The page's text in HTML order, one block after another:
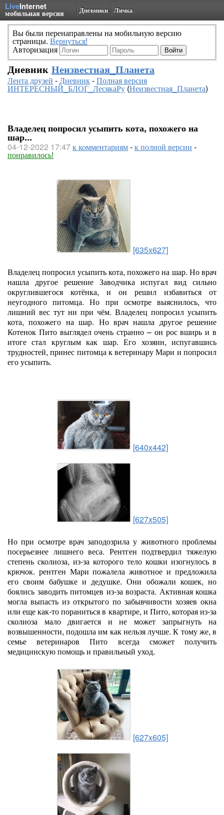
LiveInternet
мобильная версия Дневники Личка
Вы были перенаправлены на мобильную версию
страницы. Вернуться!
Авторизация
Дневник Неизвестная_Планета
Лента друзей -Дневник-Полная версия
ИНТЕРЕСНЫЙ_БЛОГ_ЛесякаРу(Неизвестная_Планета)
Владелец попросил усыпить кота, похожего на
шар...
04-12-2022 17:47к комментариям-к полной версии -
понравилось!
[635x627]
Владелец попросил усыпить кота, похожего на шар. Но врач
нашла другое решение Заводчика испугал вид сильно
округлившегося котёнка, и он решил избавиться от
неугодного питомца. Но при осмотре выяснилось, что
лишний вес тут ни при чём. Владелец попросил усыпить
кота, похожего на шар. Но врач нашла другое решение
Котенок Пито выглядел очень странно – он рос вширь и в
итоге стал круглым как шар. Его хозяин, испугавшись
трудностей, принес питомца к ветеринару Мари и попросил
его усыпить.
[640x442]
[627x505]
Но при осмотре врач заподозрила у животного проблемы
посерьезнее лишнего веса. Рентген подтвердил тяжелую
степень сколиоза, из-за которого тело кошки изогнулось в
крючок. рентген Мари пожалела животное и предложила
его своим бабушке и дедушке. Они обожали кошек, но
боялись заводить питомцев из-за возраста. Активная кошка
могла выпасть из открытого по забывчивости хозяев окна
или еще как-то пораниться в квартире, и Пито, которая из-за
сколиоза мало двигается и не может запрыгнуть на
возвышенности, подошла им как нельзя лучше. К тому же, в
семье ветеринаров Пито всегда сможет получить
медицинскую помощь и правильный уход.
[627x605]